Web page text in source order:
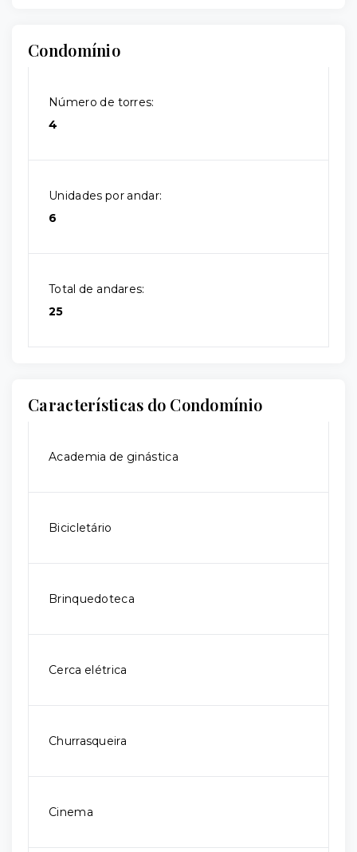
Condomínio
Número de torres:
4
Unidades por andar:
6
Total de andares:
25
Características do Condomínio
Academia de ginástica
Bicicletário
Brinquedoteca
Cerca elétrica
Churrasqueira
Cinema